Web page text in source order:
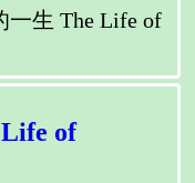
一生 The Life of
of